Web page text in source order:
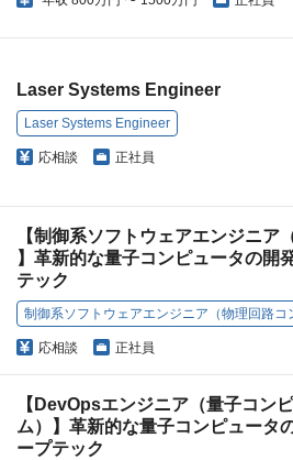
Laser Systems Engineer
Laser Systems Engineer
応相談 正社員
【制御系ソフトウェアエンジニア
】革新的な量子コンピュータの開
テック
制御系ソフトウェアエンジニア（物理回路コ
応相談 正社員
【DevOpsエンジニア（量子コン
ム）】革新的な量子コンピュータ
ープテック